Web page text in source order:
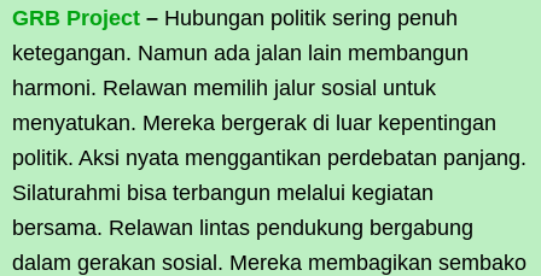
GRB Project – Hubungan politik sering penuh
ketegangan. Namun ada jalan lain membangun
harmoni. Relawan memilih jalur sosial untuk
menyatukan. Mereka bergerak di luar kepentingan
politik. Aksi nyata menggantikan perdebatan panjang.
Silaturahmi bisa terbangun melalui kegiatan
bersama. Relawan lintas pendukung bergabung
dalam gerakan sosial. Mereka membagikan sembako